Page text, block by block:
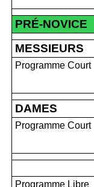
PRÉ-NOVICE
MESSIEURS
Programme Court
DAMES
Programme Court
Programme Libre